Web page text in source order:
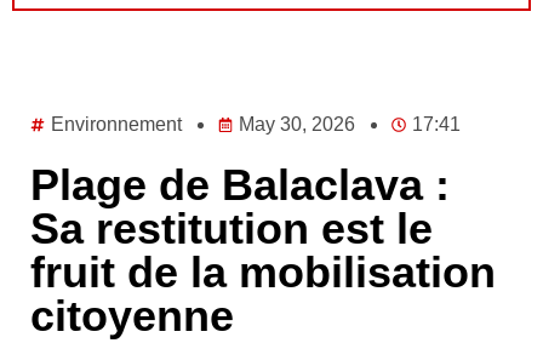
Environnement May 30, 2026 17:41
Plage de Balaclava :
Sa restitution est le
fruit de la mobilisation
citoyenne